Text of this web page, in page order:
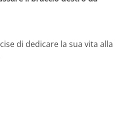
di dedicare la sua vita alla